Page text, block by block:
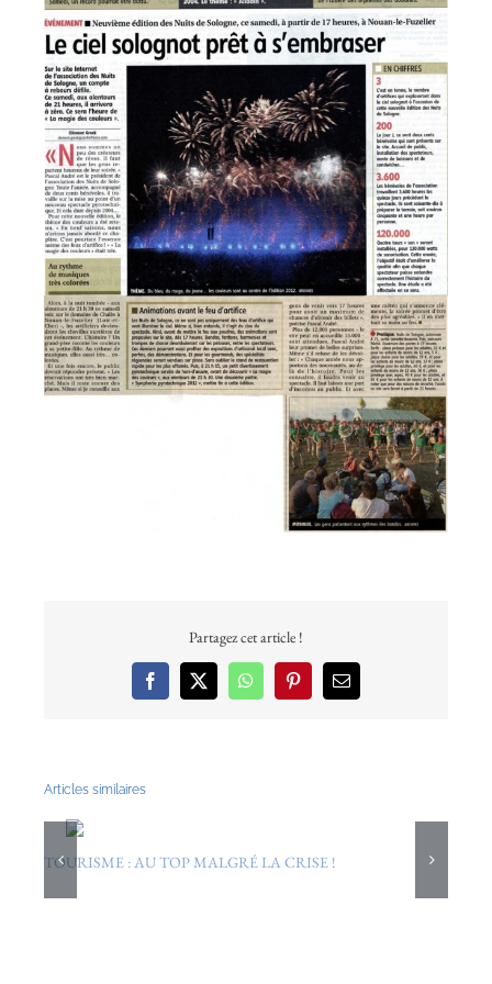
agrandie
Partagez cet article !
Facebook
X WhatsAppPinterestEmail
Articles similaires
TOURISME : AU TOP MALGRÉ LA CRISE !